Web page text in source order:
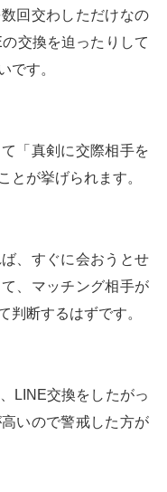
回交わしただけなの
交換を迫ったりして
です。
「真剣に交際相手を
とが挙げられます。
、すぐに会おうとせ
、マッチング相手が
判断するはずです。
LINE交換をしたがっ
いので警戒した方が